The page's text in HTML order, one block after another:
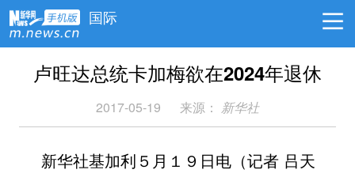
国际
卢旺达总统卡加梅欲在2024年退休
2017-05-19 来源： 新华社
新华社基加利５月１９日电（记者 吕天